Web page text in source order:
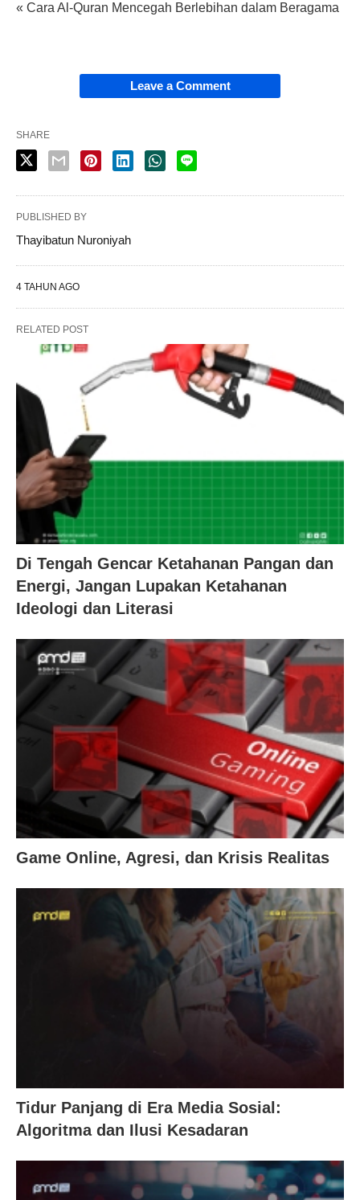
« Cara Al-Quran Mencegah Berlebihan dalam Beragama
Leave a Comment
SHARE
PUBLISHED BY
Thayibatun Nuroniyah
4 TAHUN AGO
RELATED POST
Di Tengah Gencar Ketahanan Pangan dan
Energi, Jangan Lupakan Ketahanan
Ideologi dan Literasi
Game Online, Agresi, dan Krisis Realitas
Tidur Panjang di Era Media Sosial:
Algoritma dan Ilusi Kesadaran